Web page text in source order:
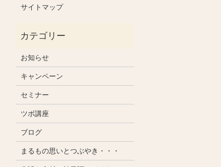
サイトマップ
お知らせ
キャンペーン
セミナー
ツボ講座
ブログ
まるもの思いとつぶやき・・・